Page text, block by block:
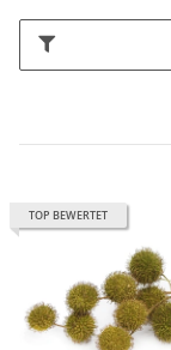
TOP BEWERTET